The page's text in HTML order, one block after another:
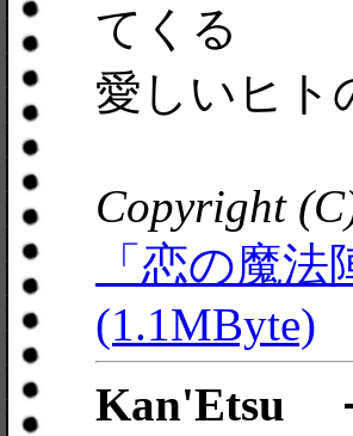
てくる
愛しいヒト
Copyright
「恋の魔
(1.1MByte)
Kan'Etsu